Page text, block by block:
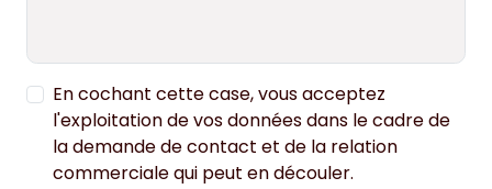
En cochant cette case, vous acceptez
l'exploitation de vos données dans le cadre de
la demande de contact et de la relation
commerciale qui peut en découler.